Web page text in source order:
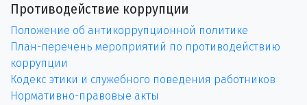
Противодействие коррупции
Положение об антикоррупционной политике
План-перечень мероприятий по противодействию
коррупции
Кодекс этики и служебного поведения работников
Нормативно-правовые акты